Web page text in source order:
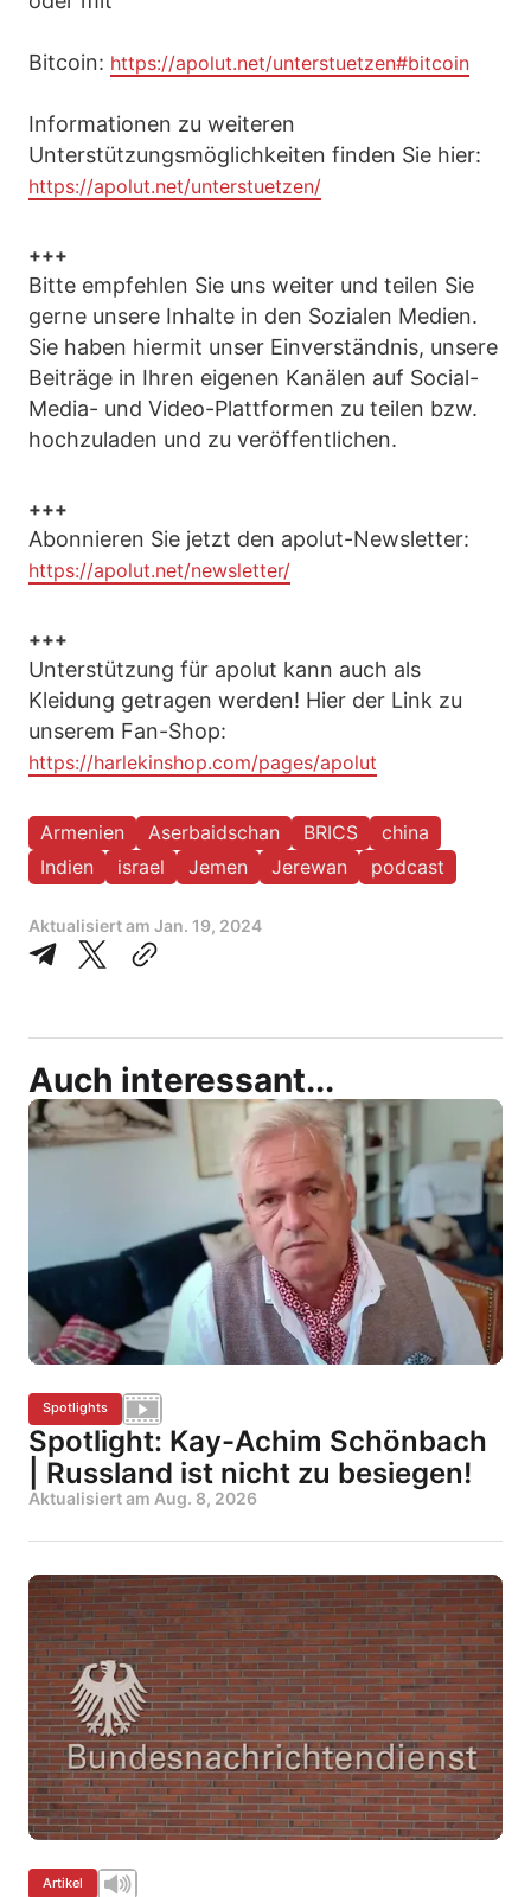
Bitcoin: https://apolut.net/unterstuetzen#bitcoin
Informationen zu weiteren
Unterstützungsmöglichkeiten finden Sie hier:
https://apolut.net/unterstuetzen/
+++
Bitte empfehlen Sie uns weiter und teilen Sie
gerne unsere Inhalte in den Sozialen Medien.
Sie haben hiermit unser Einverständnis, unsere
Beiträge in Ihren eigenen Kanälen auf Social-
Media- und Video-Plattformen zu teilen bzw.
hochzuladen und zu veröffentlichen.
+++
Abonnieren Sie jetzt den apolut-Newsletter:
https://apolut.net/newsletter/
+++
Unterstützung für apolut kann auch als
Kleidung getragen werden! Hier der Link zu
unserem Fan-Shop:
https://harlekinshop.com/pages/apolut
Armenien Aserbaidschan BRICS
china
Indien
israel Jemen Jerewan podcast
Aktualisiert am Jan. 19, 2024
Auch interessant...
Spotlights
Spotlight: Kay-Achim Schönbach
| Russland ist nicht zu besiegen!
Aktualisiert am Aug. 8, 2026
Artikel